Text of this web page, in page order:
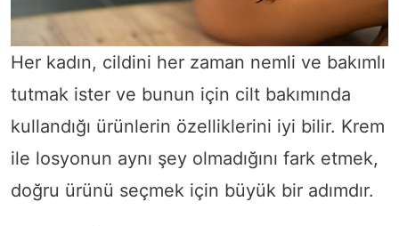
Her kadın, cildini her zaman nemli ve bakımlı
tutmak ister ve bunun için cilt bakımında
kullandığı ürünlerin özelliklerini iyi bilir. Krem
ile losyonun aynı şey olmadığını fark etmek,
doğru ürünü seçmek için büyük bir adımdır.